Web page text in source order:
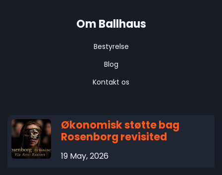
Om Ballhaus
Bestyrelse
Blog
Kontakt os
Økonomisk støtte bag
Rosenborg revisited
19 May, 2026